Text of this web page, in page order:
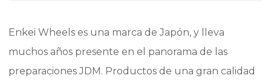
Enkei Wheels es una marca de Japón, y lleva
muchos años presente en el panorama de las
preparaciones JDM. Productos de una gran calidad